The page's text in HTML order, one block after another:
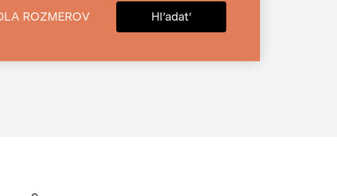
ROZMEROV Hľadať